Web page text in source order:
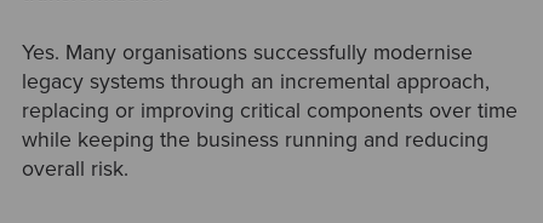
Yes. Many organisations successfully modernise
legacy systems through an incremental approach,
replacing or improving critical components over time
while keeping the business running and reducing
overall risk.